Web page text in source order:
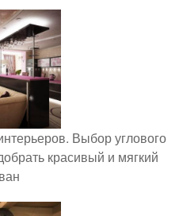
Выбор углового
красивый и мягкий